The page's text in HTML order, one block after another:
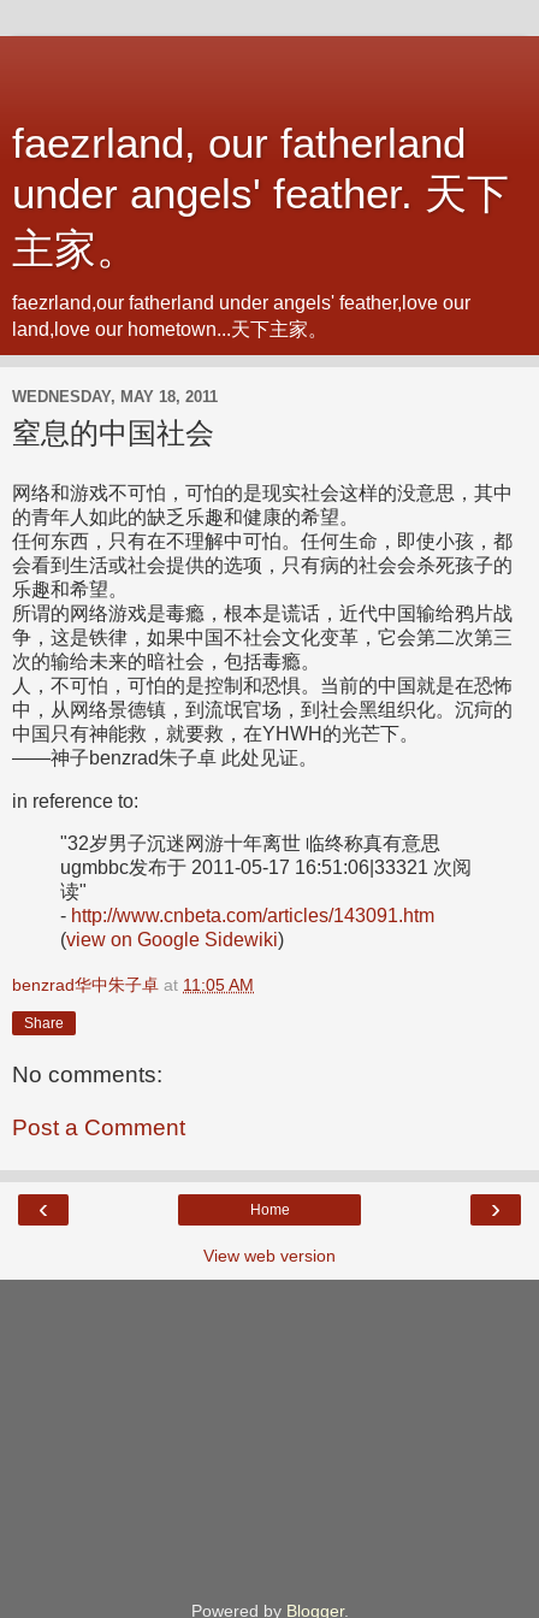
faezrland, our fatherland
under angels' feather. 天下
主家。
faezrland,our fatherland under angels' feather,love our
land,love our hometown...天下主家。
WEDNESDAY, MAY 18, 2011
窒息的中国社会
网络和游戏不可怕，可怕的是现实社会这样的没意思， 其中
的青年人如此的缺乏乐趣和健康的希望。
任何东西，只有在不理解中可怕。任何生命，即使小孩， 都
会看到生活或社会提供的选项， 只有病的社会会杀死孩子的
乐趣和希望。
所谓的网络游戏是毒瘾，根本是谎话，近代中国输给鸦片战
争， 这是铁律，如果中国不社会文化变革， 它会第二次第三
次的输给未来的暗社会，包括毒瘾。
人，不可怕，可怕的是控制和恐惧。当前的中国就是在恐怖
中， 从网络景德镇，到流氓官场，到社会黑组织化。 沉疴的
中国只有神能救，就要救，在YHWH的光芒下。
——神子benzrad朱子卓 此处见证。
in reference to:
"32岁男子沉迷网游十年离世 临终称真有意思
ugmbbc发布于 2011-05-17 16:51:06|33321 次阅
读"
- http://www.cnbeta.com/articles/143091.htm
(view on Google Sidewiki)
benzrad华中朱子卓 at 11:05 AM
Share
No comments:
Post a Comment
‹ ›
Home
View web version
Powered by Blogger.